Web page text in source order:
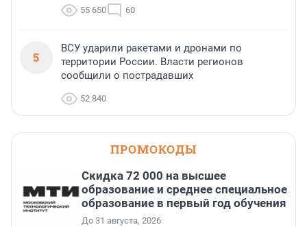
55 650 60
5
ВСУ ударили ракетами и дронами по
территории России. Власти регионов
сообщили о пострадавших
52 840
ПРОМОКОДЫ
Скидка 72 000 на высшее
образование и среднее специальное
образование в первый год обучения
До 31 августа, 2026